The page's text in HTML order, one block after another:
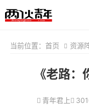
当前位置： 首页 资源
《老路：
青年君上